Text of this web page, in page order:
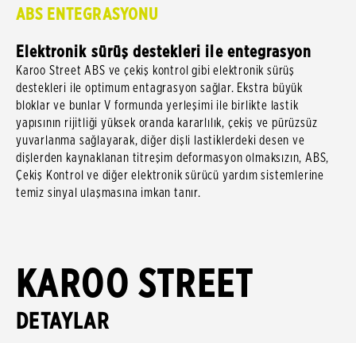
ABS ENTEGRASYONU
Elektronik sürüş destekleri ile entegrasyon
Karoo Street ABS ve çekiş kontrol gibi elektronik sürüş
destekleri ile optimum entagrasyon sağlar. Ekstra büyük
bloklar ve bunlar V formunda yerleşimi ile birlikte lastik
yapısının rijitliği yüksek oranda kararlılık, çekiş ve pürüzsüz
yuvarlanma sağlayarak, diğer dişli lastiklerdeki desen ve
dişlerden kaynaklanan titreşim deformasyon olmaksızın, ABS,
Çekiş Kontrol ve diğer elektronik sürücü yardım sistemlerine
temiz sinyal ulaşmasına imkan tanır.
KAROO STREET
DETAYLAR